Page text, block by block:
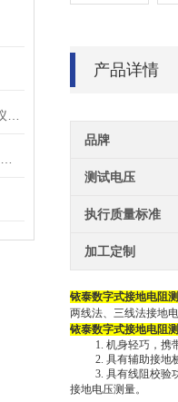
产品详情
品牌
测试电压
执行质量标准
加工定制
铱泰数字式接地电阻
两线法、三线法接地
铱泰数字式接地电阻
1. 机身轻巧，携
2. 具有辅助接地
3. 具有线阻校验
接地电压测量。